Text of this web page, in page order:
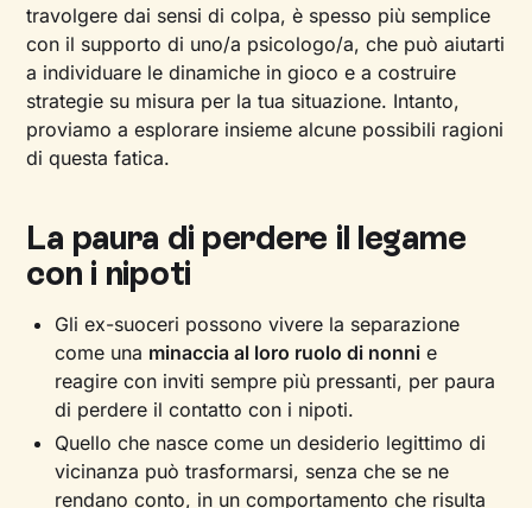
travolgere dai sensi di colpa, è spesso più semplice
con il supporto di uno/a psicologo/a, che può aiutarti
a individuare le dinamiche in gioco e a costruire
strategie su misura per la tua situazione. Intanto,
proviamo a esplorare insieme alcune possibili ragioni
di questa fatica.
La paura di perdere il legame
con i nipoti
Gli ex-suoceri possono vivere la separazione
come una minaccia al loro ruolo di nonni e
reagire con inviti sempre più pressanti, per paura
di perdere il contatto con i nipoti.
Quello che nasce come un desiderio legittimo di
vicinanza può trasformarsi, senza che se ne
rendano conto, in un comportamento che risulta